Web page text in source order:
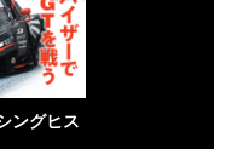
ングヒス